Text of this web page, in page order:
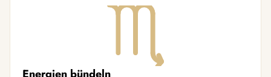
Energien bündeln